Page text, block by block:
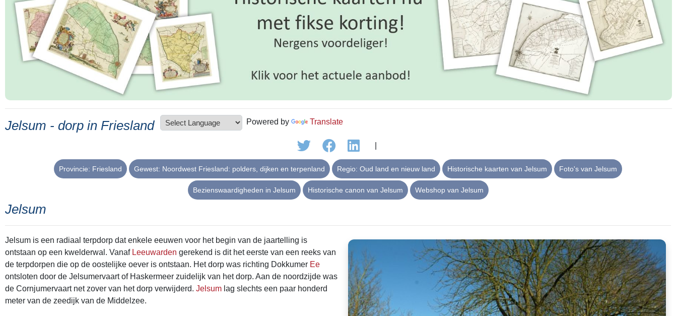
Jelsum - dorp in Friesland Powered by Translate
Provincie: Friesland Gewest: Noordwest Friesland: polders, dijken en terpenland Regio: Oud land en nieuw land Historische kaarten van Jelsum Foto's van Jelsum
Bezienswaardigheden in Jelsum Historische canon van Jelsum Webshop van Jelsum
Jelsum
Jelsum is een radiaal terpdorp dat enkele eeuwen voor het begin van de jaartelling is
ontstaan op een kwelderwal. Vanaf Leeuwarden gerekend is dit het eerste van een reeks van
de terpdorpen die op de oostelijke oever is ontstaan. Het dorp was richting Dokkumer Ee
ontsloten door de Jelsumervaart of Haskermeer zuidelijk van het dorp. Aan de noordzijde was
de Cornjumervaart net zover van het dorp verwijderd. Jelsum lag slechts een paar honderd
meter van de zeedijk van de Middelzee.